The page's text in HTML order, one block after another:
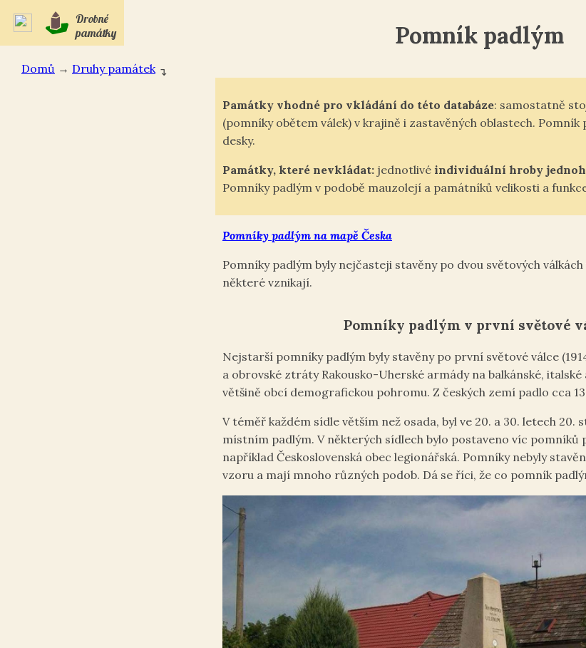
Drobné
památky
Pomník padlým
Domů → Druhy památek ↴
Památky vhodné pro vkládání do této databáze: samostatně
(pomníky obětem válek) v krajině i zastavěných oblastech.
desky.
Památky, které nevkládat: jednotlivé individuální hroby
Pomníky padlým v podobě mauzolejí a památníků velikosti a
Pomníky padlým na mapě Česka
Pomníky padlým byly nejčasteji stavěny po dvou světových
některé vznikají.
Pomníky padlým v první světové
Nejstarší pomníky padlým byly stavěny po první světové válce
a obrovské ztráty Rakousko-Uherské armády na balkánské,
většině obcí demografickou pohromu. Z českých zemí padlo cca
V téměř každém sídle větším než osada, byl ve 20. a 30. letech
místním padlým. V některých sídlech bylo postaveno víc pomníků
například Československá obec legionářská. Pomníky nebyly
vzoru a mají mnoho různých podob. Dá se říci, že co pomník